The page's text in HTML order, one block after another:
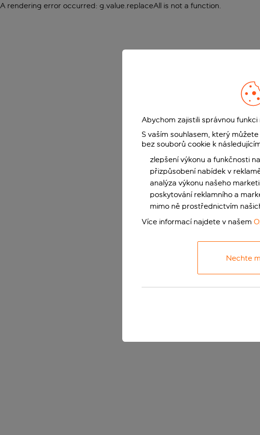
A rendering error occurred: g.value.replaceAll is not a function.
Abychom zajistili správnou
S vaším souhlasem, který
bez souborů cookie k
zlepšení výkonu a funkčnosti
přizpůsobení nabídek v
analýza výkonu našeho
poskytování reklamního a
mimo ně prostřednictvím
Více informací najdete v našem
Nechte